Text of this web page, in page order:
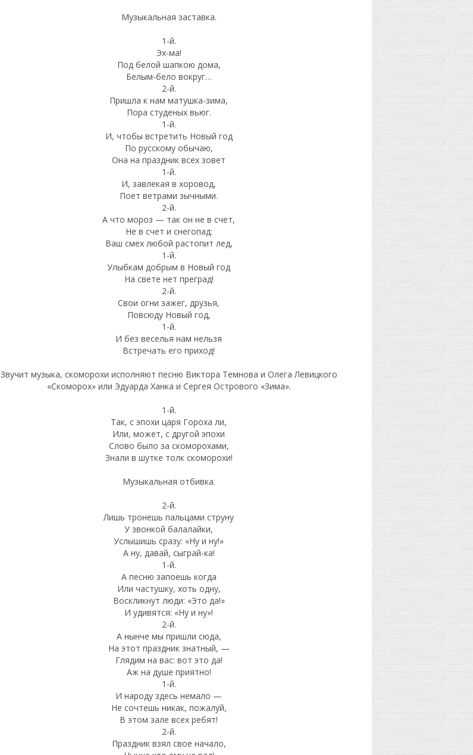
Музыкальная заставка.
1-й.
Эх-ма!
Под белой шапкою дома,
Белым-бело вокруг…
2-й.
Пришла к нам матушка-зима,
Пора студеных вьюг.
1-й.
И, чтобы встретить Новый год
По русскому обычаю,
Она на праздник всех зовет
1-й.
И, завлекая в хоровод,
Поет ветрами зычными.
2-й.
А что мороз — так он не в счет,
Не в счет и снегопад:
Ваш смех любой растопит лед,
1-й.
Улыбкам добрым в Новый год
На свете нет преград!
2-й.
Свои огни зажег, друзья,
Повсюду Новый год,
1-й.
И без веселья нам нельзя
Встречать его приход!
Звучит музыка, скоморохи исполняют песню Виктора Темнова и Олега Левицкого
«Скоморох» или Эдуарда Ханка и Сергея Острового «Зима».
1-й.
Так, с эпохи царя Гороха ли,
Или, может, с другой эпохи
Слово было за скоморохами,
Знали в шутке толк скоморохи!
Музыкальная отбивка.
2-й.
Лишь тронешь пальцами струну
У звонкой балалайки,
Услышишь сразу: «Ну и ну!»
А ну, давай, сыграй-ка!
1-й.
А песню запоешь когда
Или частушку, хоть одну,
Воскликнут люди: «Это да!»
И удивятся: «Ну и ну»!
2-й.
А нынче мы пришли сюда,
На этот праздник знатный, —
Глядим на вас: вот это да!
Аж на душе приятно!
1-й.
И народу здесь немало —
Не сочтешь никак, пожалуй,
В этом зале всех ребят!
2-й.
Праздник взял свое начало,